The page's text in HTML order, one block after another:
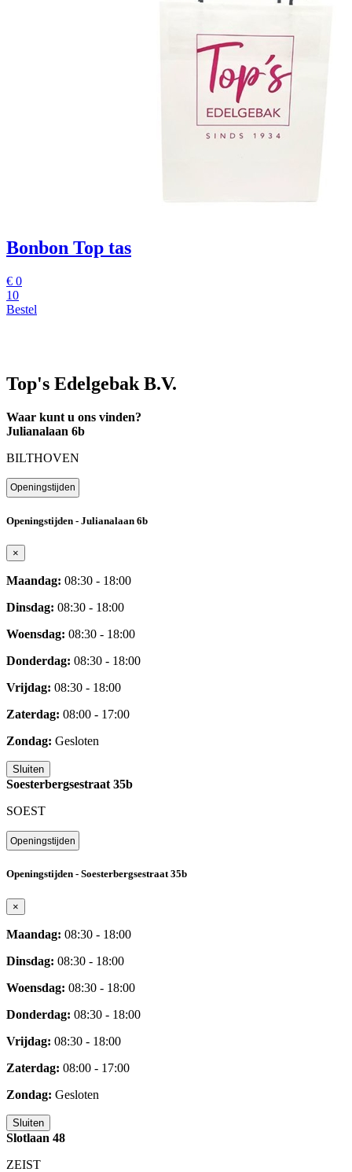
Bonbon Top tas
€ 0
10
Bestel
Top's Edelgebak B.V.
Waar kunt u ons vinden?
Julianalaan 6b
BILTHOVEN
Openingstijden
Openingstijden - Julianalaan 6b
×
Maandag: 08:30 - 18:00
Dinsdag: 08:30 - 18:00
Woensdag: 08:30 - 18:00
Donderdag: 08:30 - 18:00
Vrijdag: 08:30 - 18:00
Zaterdag: 08:00 - 17:00
Zondag: Gesloten
Sluiten
Soesterbergsestraat 35b
SOEST
Openingstijden
Openingstijden - Soesterbergsestraat 35b
×
Maandag: 08:30 - 18:00
Dinsdag: 08:30 - 18:00
Woensdag: 08:30 - 18:00
Donderdag: 08:30 - 18:00
Vrijdag: 08:30 - 18:00
Zaterdag: 08:00 - 17:00
Zondag: Gesloten
Sluiten
Slotlaan 48
ZEIST